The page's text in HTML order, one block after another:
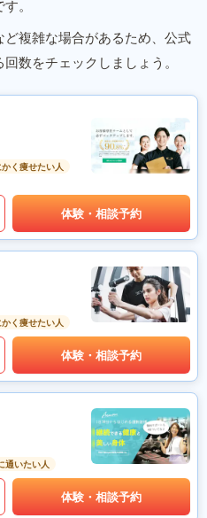
。
複雑な場合があるため、公式
数をチェックしましょう。
かく痩せたい人
体験・相談予約
かく痩せたい人
体験・相談予約
通いたい人
体験・相談予約